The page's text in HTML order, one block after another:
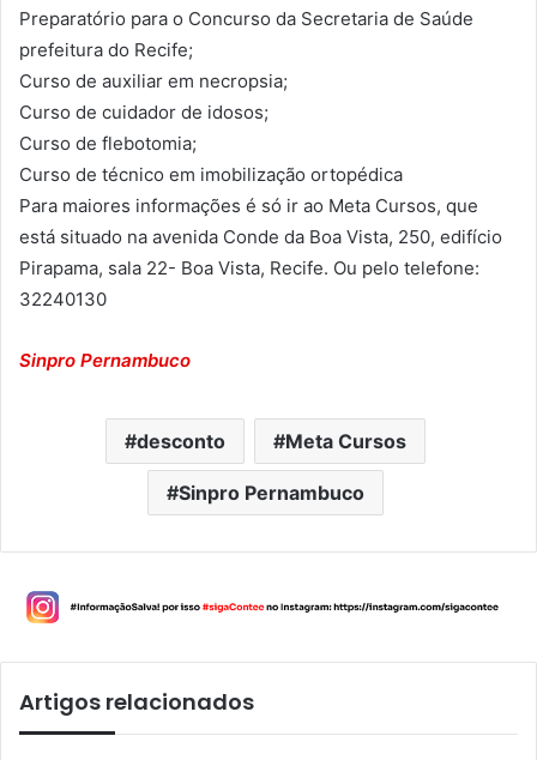
Preparatório para o Concurso da Secretaria de Saúde
prefeitura do Recife;
Curso de auxiliar em necropsia;
Curso de cuidador de idosos;
Curso de flebotomia;
Curso de técnico em imobilização ortopédica
Para maiores informações é só ir ao Meta Cursos, que
está situado na avenida Conde da Boa Vista, 250, edifício
Pirapama, sala 22- Boa Vista, Recife. Ou pelo telefone:
32240130
Sinpro Pernambuco
desconto Meta Cursos
Sinpro Pernambuco
Artigos relacionados